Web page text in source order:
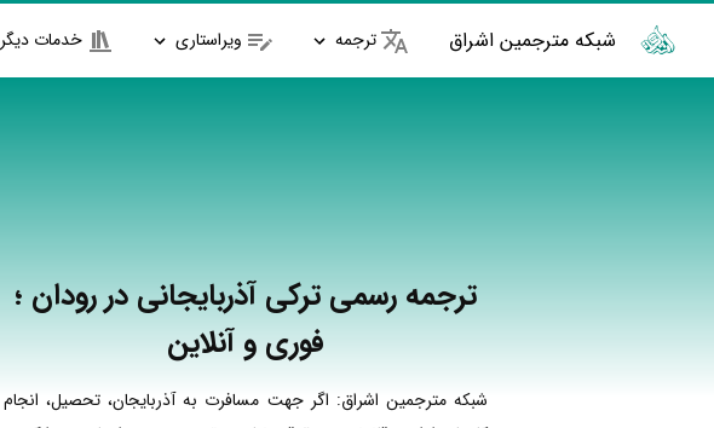
شبکه مترجمین اشراق ترجمه ویراستاری خدمات دیگر
ترجمه رسمی ترکی آذربایجانی در رودان ؛
فوری و آنلاین
شبکه مترجمین اشراق: اگر جهت مسافرت به آذربایجان، تحصیل، انجام